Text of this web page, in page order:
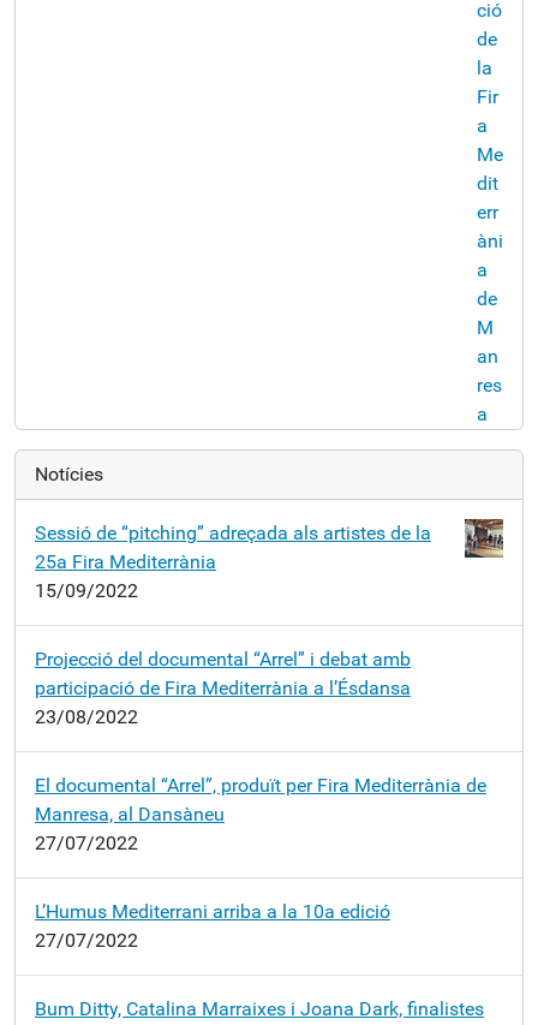
Notícies
Sessió de “pitching” adreçada als artistes de la
25a Fira Mediterrània
15/09/2022
Projecció del documental “Arrel” i debat amb
participació de Fira Mediterrània a l’Ésdansa
23/08/2022
El documental “Arrel”, produït per Fira Mediterrània de
Manresa, al Dansàneu
27/07/2022
L’Humus Mediterrani arriba a la 10a edició
27/07/2022
Bum Ditty, Catalina Marraixes i Joana Dark, finalistes